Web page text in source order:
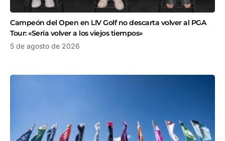
Campeón del Open en LIV Golf no descarta volver al PGA
Tour: «Sería volver a los viejos tiempos»
5 de agosto de 2026